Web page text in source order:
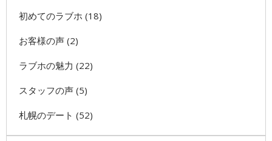
初めてのラブホ (18)
お客様の声 (2)
ラブホの魅力 (22)
スタッフの声 (5)
札幌のデート (52)